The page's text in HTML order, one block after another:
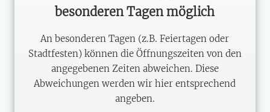
besonderen Tagen möglich
An besonderen Tagen (z.B. Feiertagen oder
Stadtfesten) können die Öffnungszeiten von den
angegebenen Zeiten abweichen. Diese
Abweichungen werden wir hier entsprechend
angeben.